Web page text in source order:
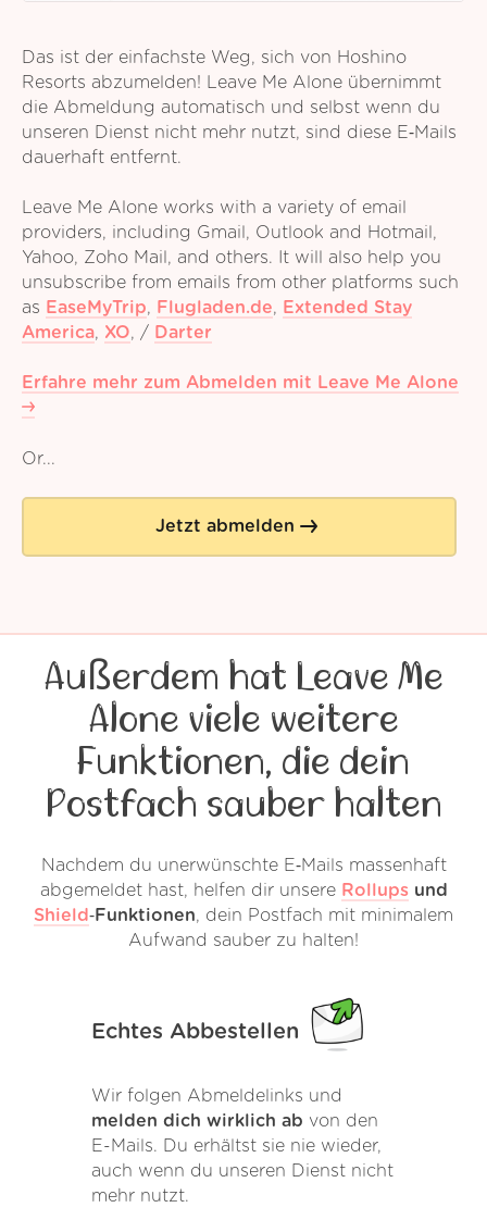
Das ist der einfachste Weg, sich von Hoshino
Resorts abzumelden! Leave Me Alone übernimmt
die Abmeldung automatisch und selbst wenn du
unseren Dienst nicht mehr nutzt, sind diese E‑Mails
dauerhaft entfernt.
Leave Me Alone works with a variety of email
providers, including Gmail, Outlook and Hotmail,
Yahoo, Zoho Mail, and others. It will also help you
unsubscribe from emails from other platforms such
as EaseMyTrip, Flugladen.de, Extended Stay
America, XO, / Darter
Erfahre mehr zum Abmelden mit Leave Me Alone
Or...
Jetzt abmelden
Außerdem hat Leave Me
Alone viele weitere
Funktionen, die dein
Postfach sauber halten
Nachdem du unerwünschte E‑Mails massenhaft
abgemeldet hast, helfen dir unsere Rollupsund
Shield‑Funktionen, dein Postfach mit minimalem
Aufwand sauber zu halten!
Echtes Abbestellen
Wir folgen Abmeldelinks und
melden dich wirklich ab von den
E-Mails. Du erhältst sie nie wieder,
auch wenn du unseren Dienst nicht
mehr nutzt.